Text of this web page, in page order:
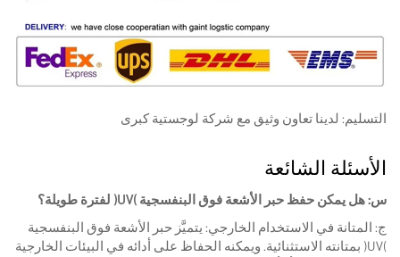
التسليم: لدينا تعاون وثيق مع شركة لوجستية كبرى
الأسئلة الشائعة
س: هل يمكن حفظ حبر الأشعة فوق البنفسجية (UV) لفترة طويلة؟
ج: المتانة في الاستخدام الخارجي: يتميَّز حبر الأشعة فوق البنفسجية
(UV) بمتانته الاستثنائية. ويمكنه الحفاظ على أدائه في البيئات الخارجية